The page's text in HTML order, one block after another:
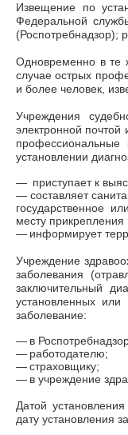
Извещение по
Федеральной
(Роспотребнадзор);
Одновременно в те
случае острых
и более человек,
Учреждения
электронной
профессиональные
установлении
— приступает к
— составляет
государственное
месту прикрепления
— информирует
Учреждение
заболевания
заключительный
установленных
заболевание:
— в
— работодателю;
—страховщику;
— в учреждение
Датой
дату установления